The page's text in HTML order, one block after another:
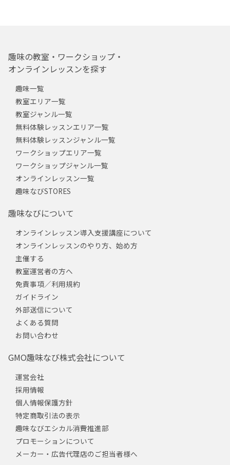
趣味の教室・ワークショップ・
オンラインレッスンを探す
趣味一覧
教室エリア一覧
教室ジャンル一覧
無料体験レッスンエリア一覧
無料体験レッスンジャンル一覧
ワークショップエリア一覧
ワークショップジャンル一覧
オンラインレッスン一覧
趣味なびSTORES
趣味なびについて
オンラインレッスン導入支援講座について
オンラインレッスンのやり方、始め方
主催する
教室運営者の方へ
免責事項／利用規約
ガイドライン
外部送信について
よくある質問
お問い合わせ
GMO趣味なび株式会社について
運営会社
採用情報
個人情報保護方針
特定商取引法の表示
趣味なびエシカル消費推進部
プロモーションについて
メーカー・広告代理店のご担当者様へ